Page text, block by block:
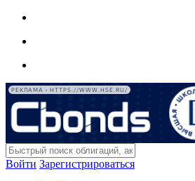
РЕКЛАМА • HTTPS://WWW.HSE.RU/
Войти Зарегистрироваться